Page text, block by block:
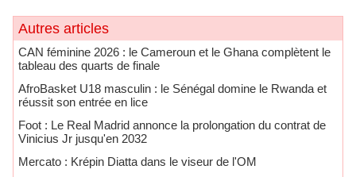
Autres articles
CAN féminine 2026 : le Cameroun et le Ghana complètent le
tableau des quarts de finale
AfroBasket U18 masculin : le Sénégal domine le Rwanda et
réussit son entrée en lice
Foot : Le Real Madrid annonce la prolongation du contrat de
Vinicius Jr jusqu'en 2032
Mercato : Krépin Diatta dans le viseur de l'OM